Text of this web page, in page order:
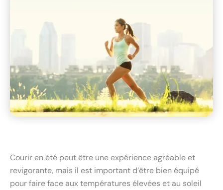
Courir en été peut être une expérience agréable et
revigorante, mais il est important d’être bien équipé
pour faire face aux températures élevées et au soleil